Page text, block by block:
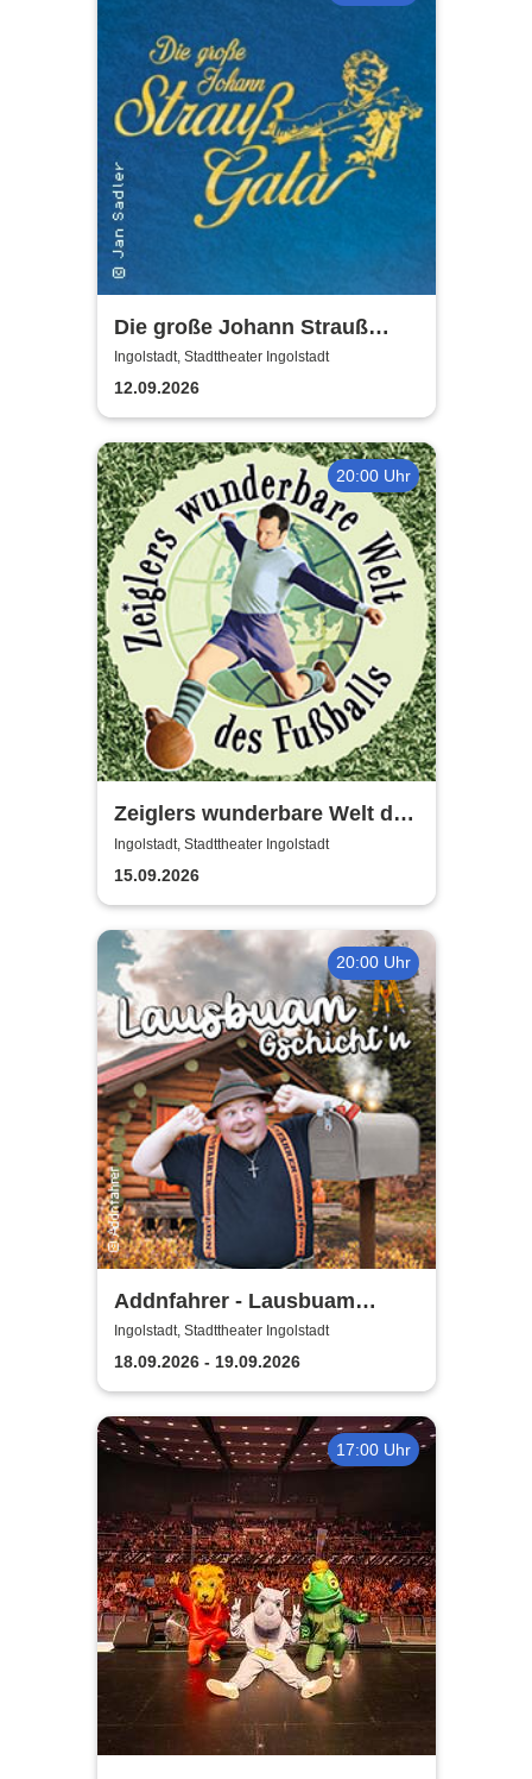
Die große Johann Strauß
Gala - unsterbliche Arien &
Duette der Strauß Familie
Ingolstadt, Stadttheater Ingolstadt
12.09.2026
20:00 Uhr
Zeiglers wunderbare Welt des
Fußballs - Immer Glück ist
Können!
Ingolstadt, Stadttheater Ingolstadt
15.09.2026
20:00 Uhr
Addnfahrer - Lausbuam
Gschicht'n
Ingolstadt, Stadttheater Ingolstadt
18.09.2026 - 19.09.2026
17:00 Uhr